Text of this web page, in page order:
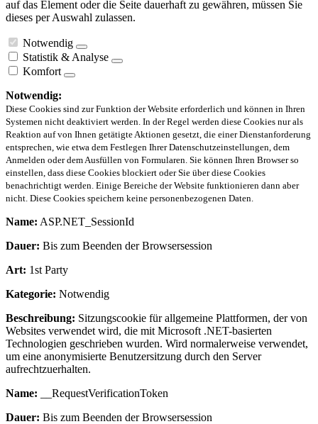
auf das Element oder die Seite dauerhaft zu gewähren, müssen Sie
dieses per Auswahl zulassen.
Notwendig
Statistik & Analyse
Komfort
Notwendig:
Diese Cookies sind zur Funktion der Website erforderlich und können in Ihren
Systemen nicht deaktiviert werden. In der Regel werden diese Cookies nur als
Reaktion auf von Ihnen getätigte Aktionen gesetzt, die einer Dienstanforderung
entsprechen, wie etwa dem Festlegen Ihrer Datenschutzeinstellungen, dem
Anmelden oder dem Ausfüllen von Formularen. Sie können Ihren Browser so
einstellen, dass diese Cookies blockiert oder Sie über diese Cookies
benachrichtigt werden. Einige Bereiche der Website funktionieren dann aber
nicht. Diese Cookies speichern keine personenbezogenen Daten.
Name: ASP.NET_SessionId
Dauer: Bis zum Beenden der Browsersession
Art: 1st Party
Kategorie: Notwendig
Beschreibung: Sitzungscookie für allgemeine Plattformen, der von
Websites verwendet wird, die mit Microsoft .NET-basierten
Technologien geschrieben wurden. Wird normalerweise verwendet,
um eine anonymisierte Benutzersitzung durch den Server
aufrechtzuerhalten.
Name: __RequestVerificationToken
Dauer: Bis zum Beenden der Browsersession